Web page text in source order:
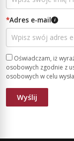
*Adres e-mail i
Oświadczam, iż
osobowych zgodnie z
osobowych w celu